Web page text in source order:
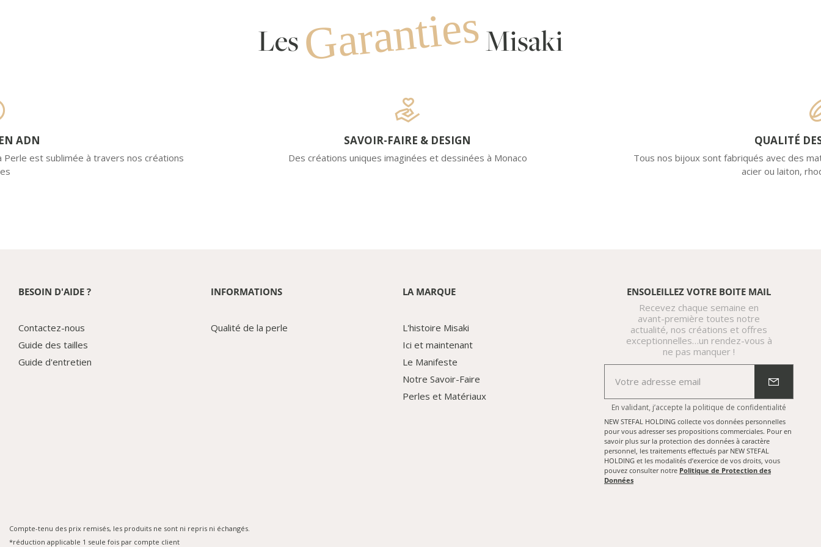
Les GarantiesMisaki
ADN
Perle est sublimée à travers nos créations
SAVOIR-FAIRE & DESIGN
Des créations uniques imaginées et dessinées à Monaco
QUALITÉ
Tous nos bijoux sont fabriqués avec des
acier ou laiton,
BESOIN D'AIDE ?
Contactez-nous
Guide des tailles
Guide d'entretien
INFORMATIONS
Qualité de la perle
LA MARQUE
L'histoire Misaki
Ici et maintenant
Le Manifeste
Notre Savoir-Faire
Perles et Matériaux
ENSOLEILLEZ VOTRE BOITE MAIL
Recevez chaque semaine en
avant-première toutes notre
actualité, nos créations et offres
exceptionnelles…un rendez-vous à
ne pas manquer !
En validant, j’accepte la politique de confidentialité
NEW STEFAL HOLDING collecte vos données personnelles
pour vous adresser ses propositions commerciales. Pour en
savoir plus sur la protection des données à caractère
personnel, les traitements effectués par NEW STEFAL
HOLDING et les modalités d’exercice de vos droits, vous
pouvez consulter notre Politique de Protection des
Données
Compte-tenu des prix remisés, les produits ne sont ni repris ni échangés.
*réduction applicable 1 seule fois par compte client